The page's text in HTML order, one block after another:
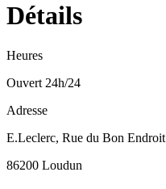
Détails
Heures
Ouvert 24h/24
Adresse
E.Leclerc, Rue du Bon Endroit
86200 Loudun